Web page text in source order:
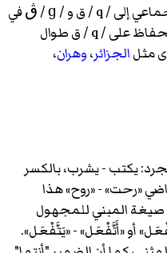
إلىق / q / وڨ / ɡ /
في
علىق / q /
طوال
مثلالجزائر،وهران،
يكتب - يشرب، بالكسر
«رحت» - «روح» هذا
صيغة المبني للمجهول
أو «أَتَّفْعَل» - «يَتَّفْعَل».